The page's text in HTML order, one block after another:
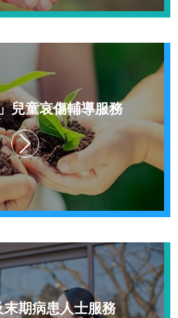
兒童哀傷輔導服務
末期病患人士服務